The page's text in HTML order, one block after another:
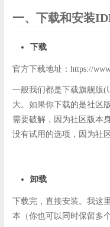
一、下载和安装
下载
官方下载地址：https://
一般我们都是下载旗舰版
大。如果你下载的是社区
需要破解，因为社区版本
没有试用的选项，因为社
卸载
下载完，直接安装。我这
本（你也可以同时保留多